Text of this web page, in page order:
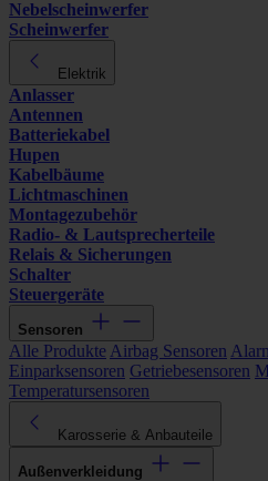
Nebelscheinwerfer
Scheinwerfer
Elektrik
Anlasser
Antennen
Batteriekabel
Hupen
Kabelbäume
Lichtmaschinen
Montagezubehör
Radio- & Lautsprecherteile
Relais & Sicherungen
Schalter
Steuergeräte
Sensoren
Alle Produkte Airbag Sensoren
Einparksensoren Getriebesensoren
Temperatursensoren
Karosserie & Anbauteile
Außenverkleidung